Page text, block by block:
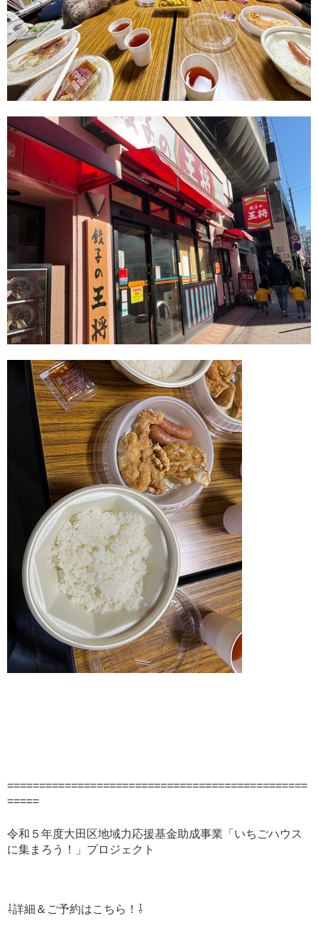
===============================================
=====
令和５年度大田区地域力応援基金助成事業「いちごハウス
に集まろう！」プロジェクト
⇩詳細＆ご予約はこちら！⇩